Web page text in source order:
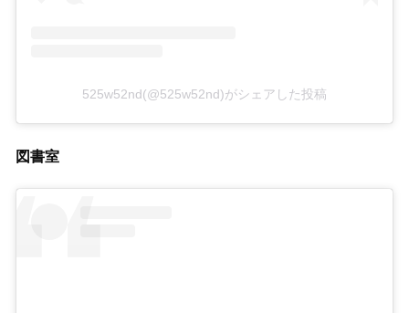
525w52nd(@525w52nd)がシェアした投稿
図書室